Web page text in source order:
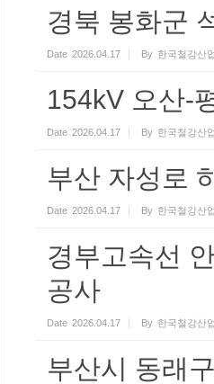
경북 봉화군
Date 2026.04.17 By 한국철강산
154kV 오산-
Date 2026.04.17 By 한국철강산
부산 자성로
Date 2026.04.17 By 한국철강산
경부고속선
공사
Date 2026.04.17 By 한국철강산
부산시 동래